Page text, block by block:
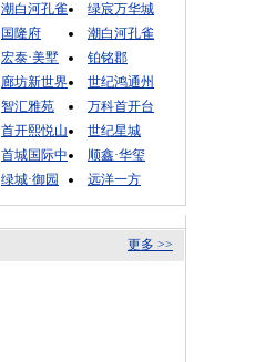
潮白河孔雀
绿宸万华城
国隆府
潮白河孔雀
宏泰·美墅
铂铭郡
廊坊新世界
世纪鸿通州
智汇雅苑
万科首开台
首开熙悦山
世纪星城
首城国际中
顺鑫·华玺
绿城·御园
远洋一方
更多 >>